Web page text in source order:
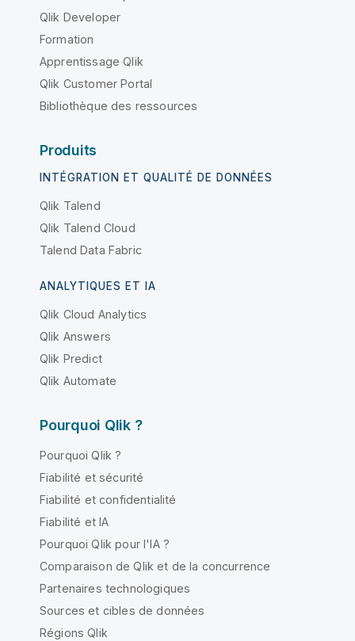
Qlik Developer
Formation
Apprentissage Qlik
Qlik Customer Portal
Bibliothèque des ressources
Produits
INTÉGRATION ET QUALITÉ DE DONNÉES
Qlik Talend
Qlik Talend Cloud
Talend Data Fabric
ANALYTIQUES ET IA
Qlik Cloud Analytics
Qlik Answers
Qlik Predict
Qlik Automate
Pourquoi Qlik ?
Pourquoi Qlik ?
Fiabilité et sécurité
Fiabilité et confidentialité
Fiabilité et IA
Pourquoi Qlik pour l'IA ?
Comparaison de Qlik et de la concurrence
Partenaires technologiques
Sources et cibles de données
Régions Qlik